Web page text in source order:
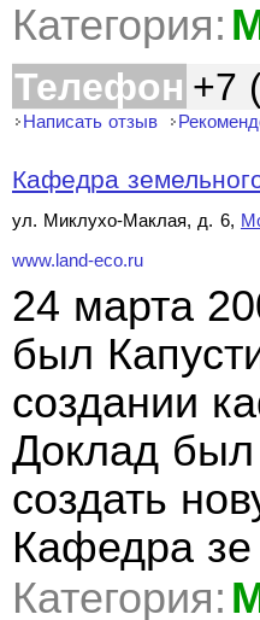
Категория:
Телефон +7
Написать отзыв
Кафедра
ул. Миклухо-Маклая, д. 6,
www.land-eco.ru
24 марта
был
создании
Доклад
создать
Кафедра зе
Категория: